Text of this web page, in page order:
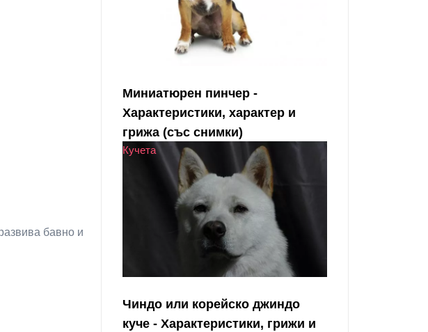
бавно и
Миниатюрен пинчер -
Характеристики, характер и
грижа (със снимки)
Кучета
Чиндо или корейско джиндо
куче - Характеристики, грижи и